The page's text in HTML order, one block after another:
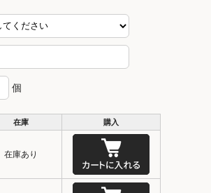
個
在庫 購入
在庫あり